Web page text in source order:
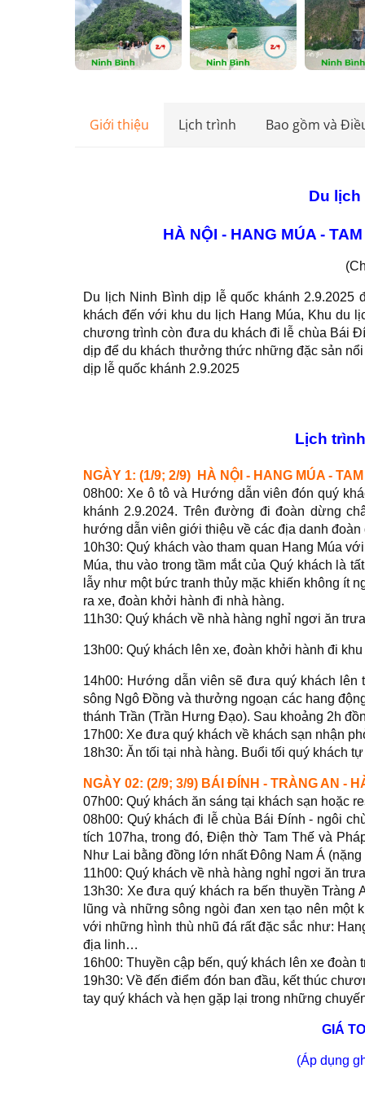
Giới thiệu Lịch trình Bao gồm và
Du lịch
HÀ NỘI - HANG MÚA -
Du lịch Ninh Bình dịp lễ quốc khánh
khách đến với khu du lịch Hang Múa, Khu du
chương trình còn đưa du khách đi lễ chùa Bái
dịp để du khách thưởng thức những đặc sản
dịp lễ quốc khánh 2.9.2025
Lịch
NGÀY 1: (1/9; 2/9) HÀ NỘI - HANG MÚA -
08h00: Xe ô tô và Hướng dẫn viên đón quý
khánh 2.9.2024. Trên đường đi đoàn dừng
hướng dẫn viên giới thiệu về các địa danh đoàn
10h30: Quý khách vào tham quan Hang Múa
Múa, thu vào trong tầm mắt của Quý khách là
lẫy như một bức tranh thủy mặc khiến không ít
ra xe, đoàn khởi hành đi nhà hàng.
11h30: Quý khách về nhà hàng nghỉ ngơi ăn
13h00: Quý khách lên xe, đoàn khởi hành đi
14h00: Hướng dẫn viên sẽ đưa quý khách lên
sông Ngô Đồng và thưởng ngoạn các hang
thánh Trần (Trần Hưng Đạo). Sau khoảng 2h
17h00: Xe đưa quý khách về khách sạn nhận
18h30: Ăn tối tại nhà hàng. Buổi tối quý khách
NGÀY 02: (2/9; 3/9) BÁI ĐÍNH - TRÀNG AN -
07h00: Quý khách ăn sáng tại khách sạn hoặc
08h00: Quý khách đi lễ chùa Bái Đính - ngôi
tích 107ha, trong đó, Điện thờ Tam Thế và
Như Lai bằng đồng lớn nhất Đông Nam Á
11h00: Quý khách về nhà hàng nghỉ ngơi ăn
13h30: Xe đưa quý khách ra bến thuyền Tràng
lũng và những sông ngòi đan xen tạo nên một
với những hình thù nhũ đá rất đặc sắc như:
địa linh…
16h00: Thuyền cập bến, quý khách lên xe đoàn
19h30: Về đến điểm đón ban đầu, kết thúc
tay quý khách và hẹn gặp lại trong những
GIÁ
(Áp dụng